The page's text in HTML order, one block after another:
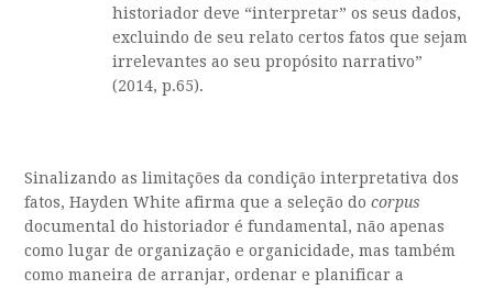
historiador deve “interpretar” os seus dados,
excluindo de seu relato certos fatos que sejam
irrelevantes ao seu propósito narrativo”
(2014, p.65).
Sinalizando as limitações da condição interpretativa dos
fatos, Hayden White afirma que a seleção docorpus
documental do historiador é fundamental, não apenas
como lugar de organização e organicidade, mas também
como maneira de arranjar, ordenar e planificar a